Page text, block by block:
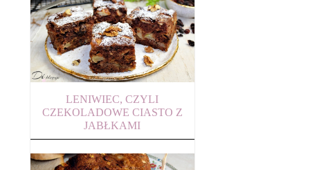
LENIWIEC, CZYLI
CZEKOLADOWE CIASTO Z
JABŁKAMI